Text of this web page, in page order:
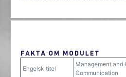
FAKTA OM MODULET
Engelsk titel
Management and
Communication